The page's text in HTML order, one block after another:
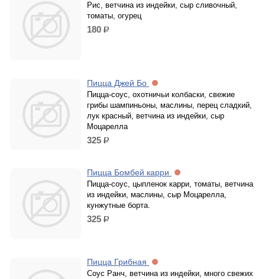
Рис, ветчина из индейки, сыр сливочный,
томаты, огурец
180 р.
Пицца Джей Бо
Пицца-соус, охотничьи колбаски, свежие
грибы шампиньоны, маслины, перец сладкий,
лук красный, ветчина из индейки, сыр
Моцарелла
325 р.
Пицца Бомбей карри
Пицца-соус, цыпленок карри, томаты, ветчина
из индейки, маслины, сыр Моцарелла,
кунжутные борта.
325 р.
Пицца Грибная
Соус Ранч, ветчина из индейки, много свежих